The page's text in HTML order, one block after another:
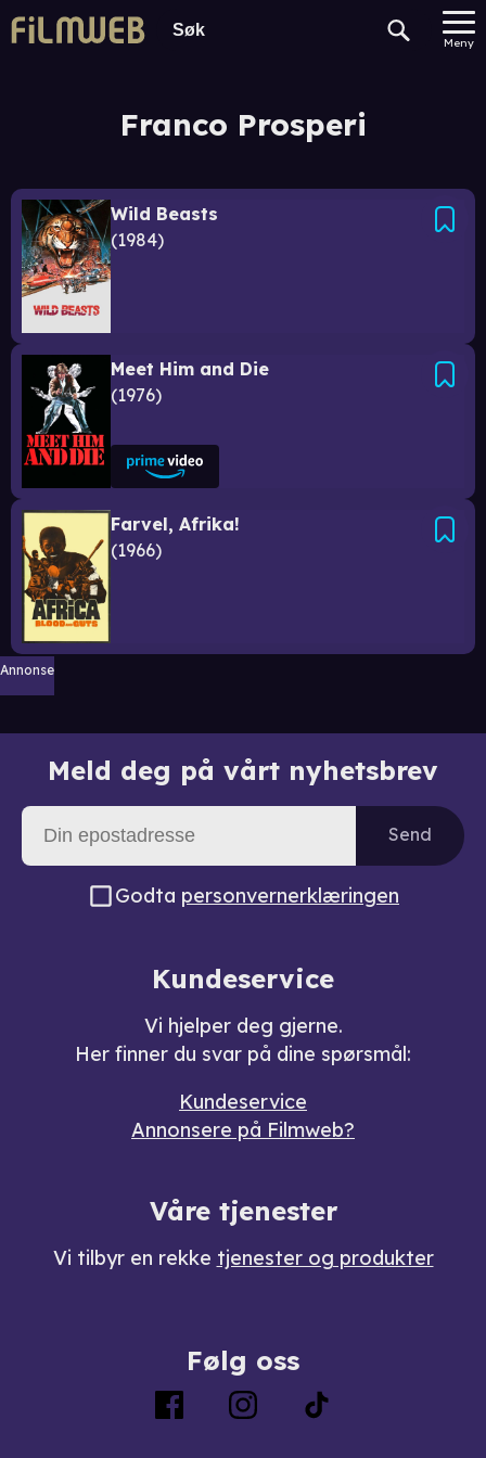
Meny
Franco Prosperi
Wild Beasts
1984
Meet Him and Die
1976
Farvel, Afrika!
1966
Annonse
Meld deg på vårt nyhetsbrev
Send
Godta personvernerklæringen
Kundeservice
Vi hjelper deg gjerne.
Her finner du svar på dine spørsmål:
Kundeservice
Annonsere på Filmweb?
Våre tjenester
Vi tilbyr en rekke tjenester og produkter
Følg oss